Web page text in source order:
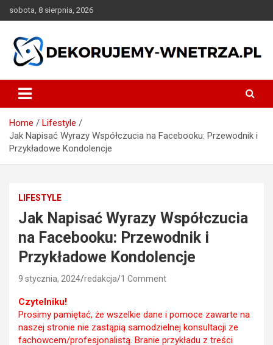
to
sobota, 8 sierpnia, 2026
dekorujemy-wnetrza.pl
Home
Lifestyle
Jak Napisać Wyrazy Współczucia na Facebooku: Przewodnik i
Przykładowe Kondolencje
LIFESTYLE
Jak Napisać Wyrazy Współczucia
na Facebooku: Przewodnik i
Przykładowe Kondolencje
9 stycznia, 2024 redakcja 1 Comment
Czytelniku!
Prosimy pamiętać, że wszelkie dane i pomoce zawarte na
naszej stronie nie zastąpią samodzielnej konsultacji ze
fachowcem/profesjonalistą. Branie przykładu z treści